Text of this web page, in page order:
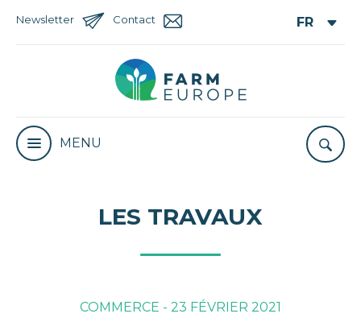
Newsletter Contact
MENU
LES TRAVAUX
COMMERCE - 23 FÉVRIER 2021